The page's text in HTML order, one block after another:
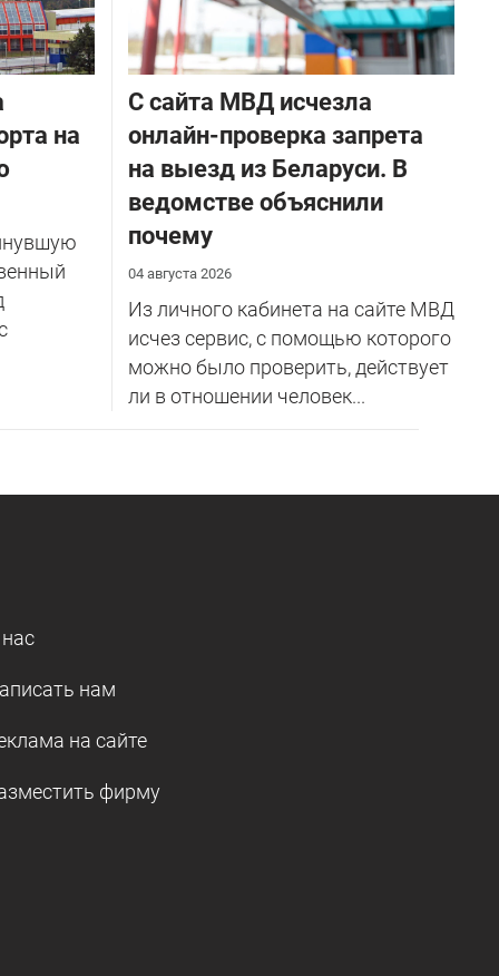
на
С сайта МВД исчезла
онлайн-проверка запрета
на выезд из Беларуси. В
ведомстве объяснили
почему
04 августа 2026
Из личного кабинета на сайте МВД
исчез сервис, с помощью которого
можно было проверить, действует
ли в отношении человек...
нам
на сайте
фирму